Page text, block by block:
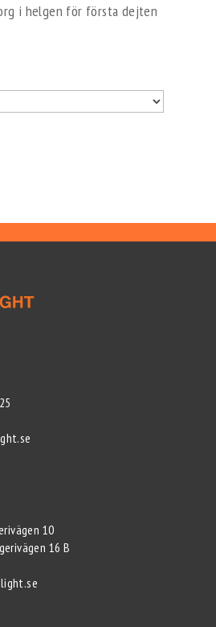
i helgen för första dejten
10
16 B